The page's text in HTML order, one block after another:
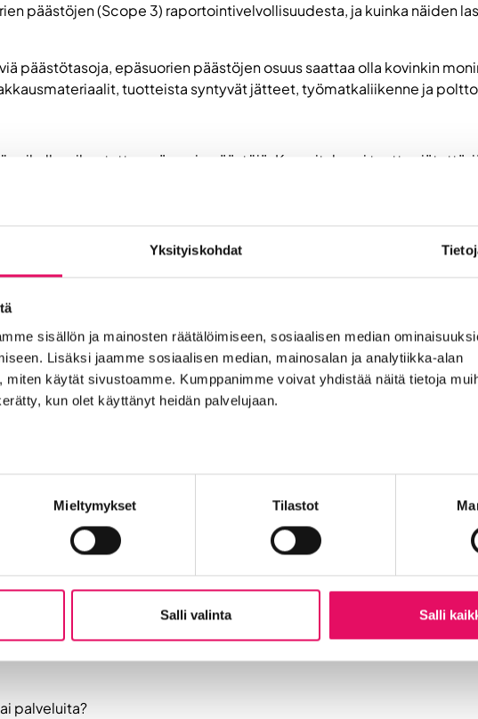
Yksityiskohdat
sisällön ja mainosten räätälöimiseen, sosiaalisen median
Lisäksi jaamme sosiaalisen median, mainosalan ja analytiikka-alan
miten käytät sivustoamme. Kumppanimme voivat yhdistää näitä tietoja
kun olet käyttänyt heidän palvelujaan.
Mieltymykset Tilastot
Salli valinta Salli
päästöjen (Scope 3) raportointivelvollisuudesta, ja kuinka näiden
päästötasoja, epäsuorien päästöjen osuus saattaa olla kovinkin
tuotteista syntyvät jätteet, työmatkaliikenne ja
aiheutatte epäsuoria päästöjä. Kun yrityksesi tuottaa
myymille tuotteille louhitaan raaka-aineet, myös nämä
voi olla yrityksesi kokonaispäästöistä hyvinkin laaja. Joillakin
johon tarvitset kannettavan tietokoneen ja nettiyhteyden, sinun
asiakaskäyntejä tai myyt lisäksi yrityksesi logolla painettuja
vaativat pakkauksia säilyäkseen. Näiden tuotteiden ja
tulee sinun ottaa jo huomattavasti enemmän tekijöitä huomioon.
työmatkaliikennettä. Samoin tuotantolaitokset tarvitsevat
ja valmistus ovat yrityksesi epäsuoria päästöjä.
päästöjen osuus on hyvinkin laaja. Kuinka voit tarttua haasteeseen,
kaikki yritykset ja toimijat, joilta ostat palveluita tai tuotteita. Sen
tilaus-toimitusketjun.
palveluita?